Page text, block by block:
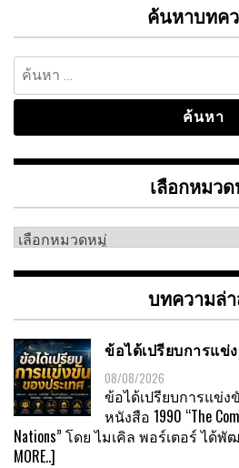
ค้นหาบทค
ค้นหา
สำหรับ:
เลือกหมว
เลือก
หมู่
บทความล่
ข้อได้เปรียบการแข่
08/08/2026
ข้อได้เปรียบการแข่ง
หนังสือ 1990 “The
Nations” โดย ไมเคิล พอร์เตอร์ ได้
MORE..]